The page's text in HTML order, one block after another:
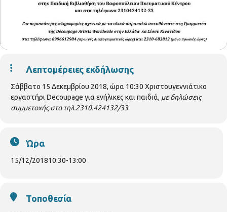
Λεπτομέρειες εκδήλωσης
Σάββατο 15 Δεκεμβρίου 2018, ώρα 10:30 Χριστουγεννιάτικο
εργαστήρι Decoupage για ενήλικες και παιδιά, με δηλώσεις
συμμετοχής στα τηλ.2310.424132/33
Ώρα
15/12/201810:30-13:00
Τοποθεσία